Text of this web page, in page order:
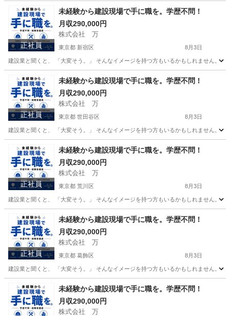
正社員
未経験から建設現場で手に職を。学歴不問！
月収290,000円
株式会社 万
東京都 新宿区 8月3日
建設業と聞くと、 「大変そう。」 そんなイメージを持つ方もいるかもしれません。
東京 新宿区 その他 未経験
正社員
未経験から建設現場で手に職を。学歴不問！
月収290,000円
株式会社 万
東京都 世田谷区 8月3日
建設業と聞くと、 「大変そう。」 そんなイメージを持つ方もいるかもしれません。
東京 世田谷区 その他 未経験
正社員
未経験から建設現場で手に職を。学歴不問！
月収290,000円
株式会社 万
東京都 荒川区 8月3日
建設業と聞くと、 「大変そう。」 そんなイメージを持つ方もいるかもしれません。
東京 荒川区 その他 未経験
正社員
未経験から建設現場で手に職を。学歴不問！
月収290,000円
株式会社 万
東京都 葛飾区 8月3日
建設業と聞くと、 「大変そう。」 そんなイメージを持つ方もいるかもしれません。
東京 葛飾区 その他 未経験
未経験から建設現場で手に職を。学歴不問！
月収290,000円
株式会社 万